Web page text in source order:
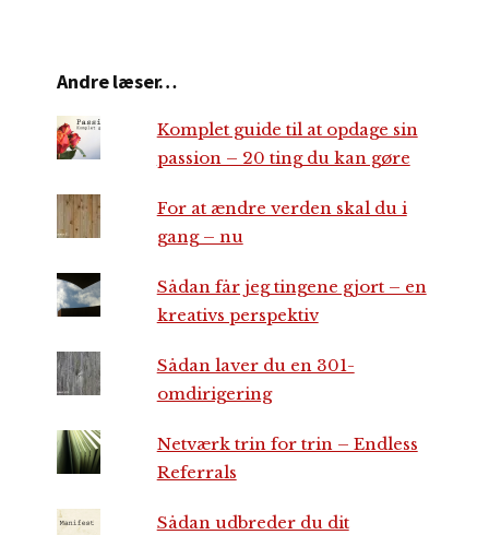
Andre læser…
Komplet guide til at opdage sin
passion – 20 ting du kan gøre
For at ændre verden skal du i
gang – nu
Sådan får jeg tingene gjort – en
kreativs perspektiv
Sådan laver du en 301-
omdirigering
Netværk trin for trin – Endless
Referrals
Sådan udbreder du dit